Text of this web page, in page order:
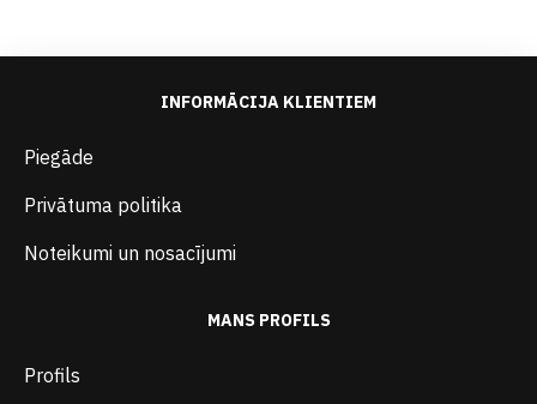
INFORMĀCIJA KLIENTIEM
Piegāde
Privātuma politika
Noteikumi un nosacījumi
MANS PROFILS
Profils